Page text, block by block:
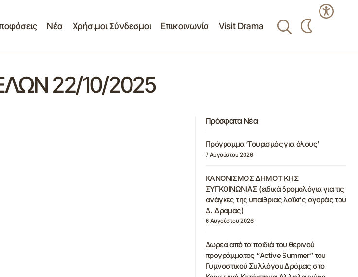
Νέα Χρήσιμοι Σύνδεσμοι Επικοινωνία Visit Drama
22/10/2025
Πρόσφατα Νέα
Πρόγραμμα ‘Τουρισμός για όλους’
7 Αυγούστου 2026
ΚΑΝΟΝΙΣΜΟΣ ΔΗΜΟΤΙΚΗΣ
ΣΥΓΚΟΙΝΩΝΙΑΣ (ειδικά δρομολόγια για τις
ανάγκες της υπαίθριας λαϊκής αγοράς του
Δ. Δράμας)
6 Αυγούστου 2026
Δωρεά από τα παιδιά του θερινού
προγράμματος “Active Summer” του
Γυμναστικού Συλλόγου Δράμας στο